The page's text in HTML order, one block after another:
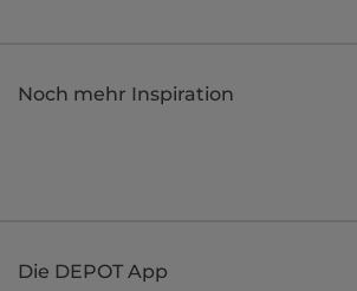
Noch mehr Inspiration
Die DEPOT App